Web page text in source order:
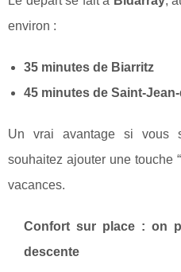
environ :
35 minutes de Biarritz
45 minutes de Saint-
Un vrai avantage si vous
souhaitez ajouter une touche
vacances.
Confort sur place : on
descente